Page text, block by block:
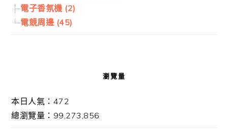
電子香氛機 (2)
電競周邊 (45)
瀏覽量
本日人氣：472
總瀏覽量：99,273,856